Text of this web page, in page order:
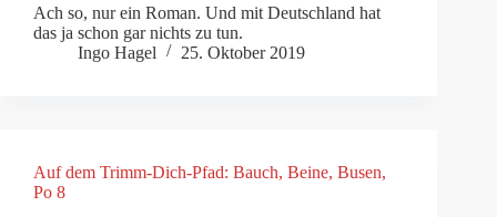
Ach so, nur ein Roman. Und mit Deutschland hat
das ja schon gar nichts zu tun.
Ingo Hagel
25. Oktober 2019
Auf dem Trimm-Dich-Pfad: Bauch, Beine, Busen,
Po 8